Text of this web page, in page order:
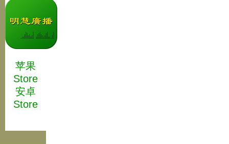
苹果
Store
安卓
Store